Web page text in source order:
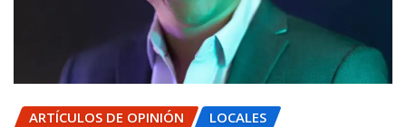
ARTÍCULOS DE OPINIÓN LOCALES